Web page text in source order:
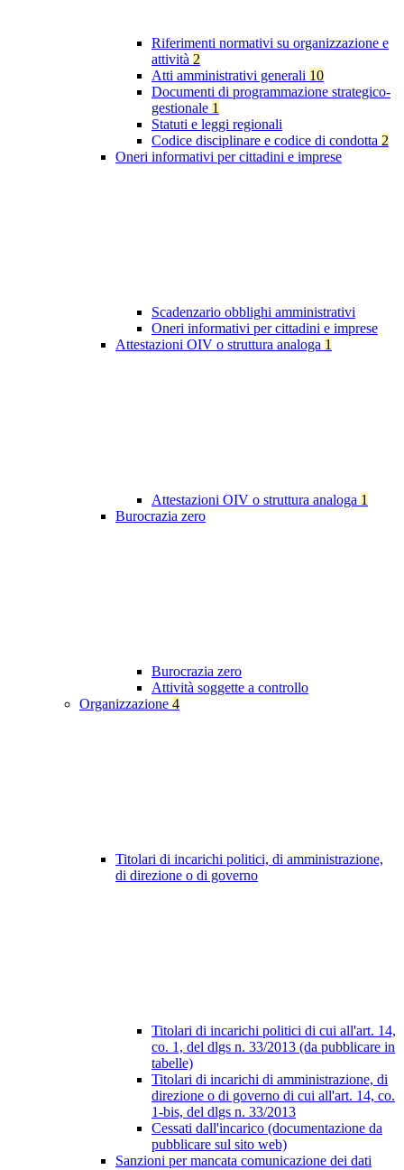
Riferimenti normativi su organizzazione e
attività 2
Atti amministrativi generali 10
Documenti di programmazione strategico-
gestionale 1
Statuti e leggi regionali
Codice disciplinare e codice di condotta 2
Oneri informativi per cittadini e imprese
Scadenzario obblighi amministrativi
Oneri informativi per cittadini e imprese
Attestazioni OIV o struttura analoga 1
Attestazioni OIV o struttura analoga 1
Burocrazia zero
Burocrazia zero
Attività soggette a controllo
Organizzazione 4
Titolari di incarichi politici, di amministrazione,
di direzione o di governo
Titolari di incarichi politici di cui all'art. 14,
co. 1, del dlgs n. 33/2013 (da pubblicare in
tabelle)
Titolari di incarichi di amministrazione, di
direzione o di governo di cui all'art. 14, co.
1-bis, del dlgs n. 33/2013
Cessati dall'incarico (documentazione da
pubblicare sul sito web)
Sanzioni per mancata comunicazione dei dati